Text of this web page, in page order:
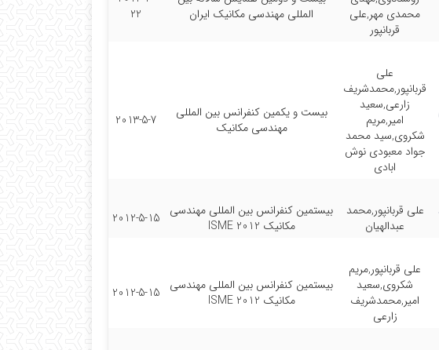
محمدی مهر,علی
قربانپور
المللی مهندسی مکانیک ایران
22
علی
قربانپور,محمدشریف
زارعی,سعید
امیر,مریم
شکروی,سید محمد
جواد معبودی نوش
ابادی
بیست و یکمین کنفرانس بین المللی
مهندسی مکانیک
2013-5-7
علی قربانپور,محمد
عبدالهیان
بیستمین کنفرانس بین المللی مهندسی
مکانیک ISME 2012
2012-5-15
علی قربانپور,مریم
شکروی,سعید
امیر,محمدشریف
زارعی
بیستمین کنفرانس بین المللی مهندسی
مکانیک ISME 2012
2012-5-15